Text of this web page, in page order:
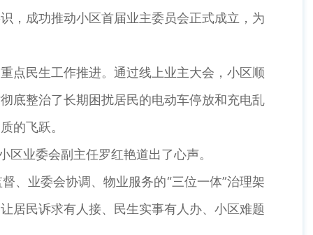
，成功推动小区首届业主委员会正式成立，为
民生工作推进。通过线上业主大会，小区顺
底整治了长期困扰居民的电动车停放和充电乱
的飞跃。
业委会副主任罗红艳道出了心声。
业委会协调、物业服务的“三位一体”治理架
居民诉求有人接、民生实事有人办、小区难题